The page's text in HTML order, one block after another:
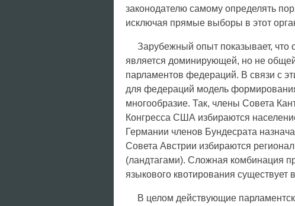
законодателю самому определять
исключая прямые выборы в этот
Зарубежный опыт показывает, что
является доминирующей, но не
парламентов федераций. В связи с
для федераций модель
многообразие. Так, члены Совета
Конгресса США избираются
Германии членов Бундесрата
Совета Австрии избираются
(ландтагами). Сложная комбинация
языкового квотирования существует
В целом действующие